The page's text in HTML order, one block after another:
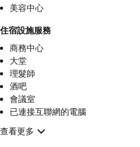
美容中心
住宿設施服務
商務中心
大堂
理髮師
酒吧
會議室
已連接互聯網的電腦
查看更多